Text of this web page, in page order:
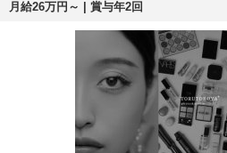
月給26万円～ | 賞与年2回